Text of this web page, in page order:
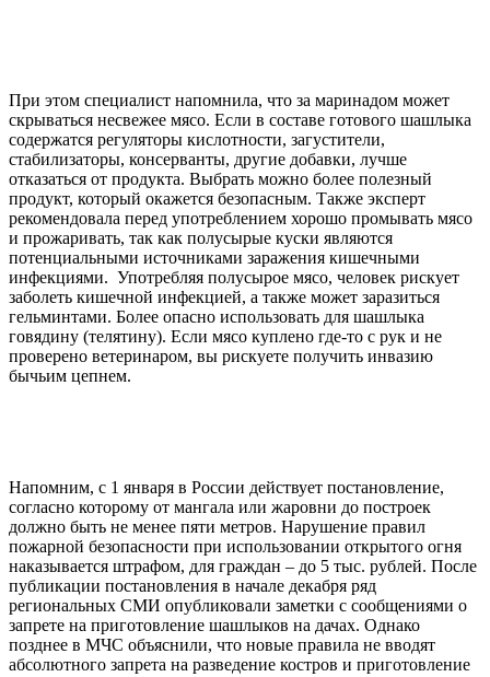
При этом специалист напомнила, что за маринадом может
скрываться несвежее мясо. Если в составе готового шашлыка
содержатся регуляторы кислотности, загустители,
стабилизаторы, консерванты, другие добавки, лучше
отказаться от продукта. Выбрать можно более полезный
продукт, который окажется безопасным. Также эксперт
рекомендовала перед употреблением хорошо промывать мясо
и прожаривать, так как полусырые куски являются
потенциальными источниками заражения кишечными
инфекциями. Употребляя полусырое мясо, человек рискует
заболеть кишечной инфекцией, а также может заразиться
гельминтами. Более опасно использовать для шашлыка
говядину (телятину). Если мясо куплено где-то с рук и не
проверено ветеринаром, вы рискуете получить инвазию
бычьим цепнем.
Напомним, с 1 января в России действует постановление,
согласно которому от мангала или жаровни до построек
должно быть не менее пяти метров. Нарушение правил
пожарной безопасности при использовании открытого огня
наказывается штрафом, для граждан – до 5 тыс. рублей. После
публикации постановления в начале декабря ряд
региональных СМИ опубликовали заметки с сообщениями о
запрете на приготовление шашлыков на дачах. Однако
позднее в МЧС объяснили, что новые правила не вводят
абсолютного запрета на разведение костров и приготовление